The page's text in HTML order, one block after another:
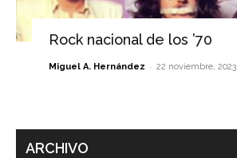
Rock nacional de los ’70
Miguel A. Hernández - 22 noviembre, 2023
ARCHIVO